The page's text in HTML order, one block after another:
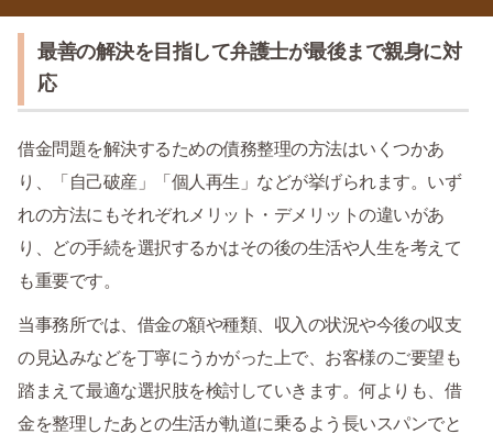
最善の解決を目指して弁護士が最後まで親身に対
応
借金問題を解決するための債務整理の方法はいくつかあ
り、「自己破産」「個人再生」などが挙げられます。いず
れの方法にもそれぞれメリット・デメリットの違いがあ
り、どの手続を選択するかはその後の生活や人生を考えて
も重要です。
当事務所では、借金の額や種類、収入の状況や今後の収支
の見込みなどを丁寧にうかがった上で、お客様のご要望も
踏まえて最適な選択肢を検討していきます。何よりも、借
金を整理したあとの生活が軌道に乗るよう長いスパンでと